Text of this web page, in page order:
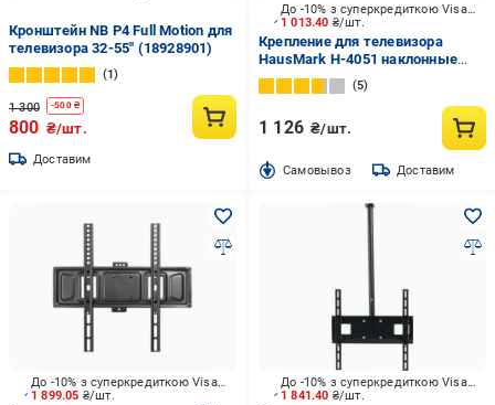
Кронштейн NB P4 Full Motion для
телевизора 32-55" (18928901)
1
1 300 -500₴
800 ₴/шт.
Доставим
1 013.40 ₴/шт.
До -10% з суперкредиткою Visa Вигода
Крепление для телевизора
HausMark H-4051 наклонные
30"-65" черный
5
1 126 ₴/шт.
Cамовывоз Доставим
1 899.05 ₴/шт.
До -10% з суперкредиткою Visa Вигода
1 841.40 ₴/шт.
До -10% з суперкредиткою Visa Вигода